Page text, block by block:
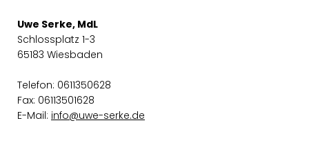
Uwe Serke, MdL
Schlossplatz 1-3
65183 Wiesbaden
Telefon: 0611350628
Fax: 06113501628
E-Mail: info@uwe-serke.de